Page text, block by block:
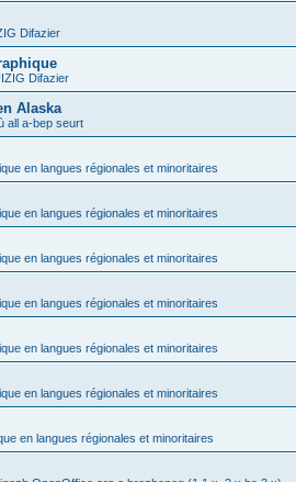
Difazier
Difazier
Alaska
all a-bep seurt
en langues régionales et minoritaires
en langues régionales et minoritaires
en langues régionales et minoritaires
en langues régionales et minoritaires
en langues régionales et minoritaires
en langues régionales et minoritaires
en langues régionales et minoritaires